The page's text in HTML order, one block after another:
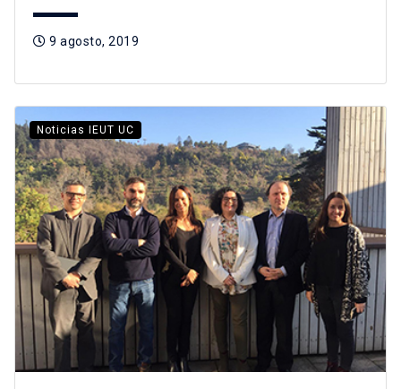
9 agosto, 2019
Noticias IEUT UC